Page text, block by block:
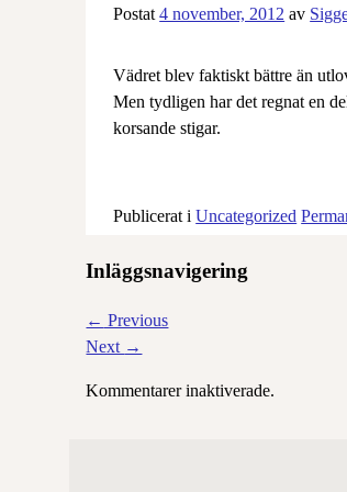
Postat4 november, 2012 av
Vädret blev faktiskt bättre än
Men tydligen har det regnat en
korsande stigar.
Publicerat i Uncategorized
Inläggsnavigering
← Previous
Next →
Kommentarer inaktiverade.